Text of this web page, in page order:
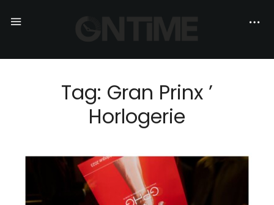
Tag: Gran Prinx ’
Horlogerie